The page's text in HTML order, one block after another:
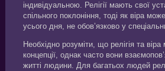
індивідуальною. Релігії мають свої
спільного поклоніння, тоді як віра
усього дня, не обов’язково у
Необхідно розуміти, що релігія та
концепції, однак часто вони
житті людини. Для багатьох людей